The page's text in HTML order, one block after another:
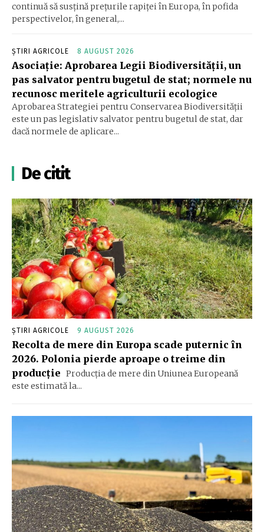
continuă să susțină prețurile rapiței în Europa, în pofida
perspectivelor, în general,...
ȘTIRI AGRICOLE 8 AUGUST 2026
Asociație: Aprobarea Legii Biodiversității, un
pas salvator pentru bugetul de stat; normele nu
recunosc meritele agriculturii ecologice
Aprobarea Strategiei pentru Conservarea Biodiversității
este un pas legislativ salvator pentru bugetul de stat, dar
dacă normele de aplicare...
De citit
ȘTIRI AGRICOLE 9 AUGUST 2026
Recolta de mere din Europa scade puternic în
2026. Polonia pierde aproape o treime din
producție Producția de mere din Uniunea Europeană
este estimată la...